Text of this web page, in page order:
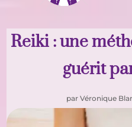
Reiki : une
guérit
par Véronique